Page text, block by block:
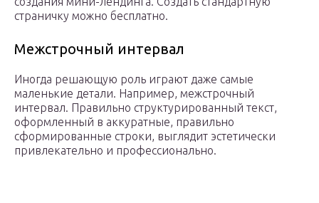
страничку можно бесплатно.
Межстрочный интервал
Иногда решающую роль играют даже самые
маленькие детали. Например, межстрочный
интервал. Правильно структурированный текст,
оформленный в аккуратные, правильно
сформированные строки, выглядит эстетически
привлекательно и профессионально.